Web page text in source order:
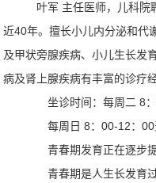
叶军 主任医师，儿科院
近40年。擅长小儿内分泌和代
及甲状旁腺疾病、小儿生长发
病及肾上腺疾病有丰富的诊疗经
坐诊时间：每周二 8：
每周日 8：00-12：00
青春期发育正在逐步
青春期是人生长发育过